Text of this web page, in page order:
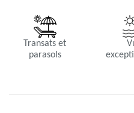
Vue mer, Lit King,
Coffre, Dressing, Salle de bains
Transats et
parasols